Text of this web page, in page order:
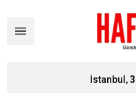
İstanbul,